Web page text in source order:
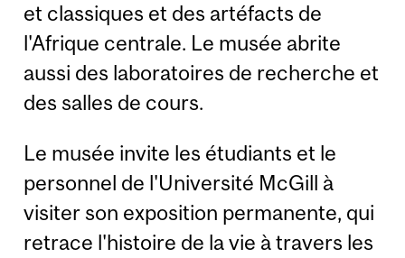
et classiques et des artéfacts de
l'Afrique centrale. Le musée abrite
aussi des laboratoires de recherche et
des salles de cours.
Le musée invite les étudiants et le
personnel de l'Université McGill à
visiter son exposition permanente, qui
retrace l'histoire de la vie à travers les